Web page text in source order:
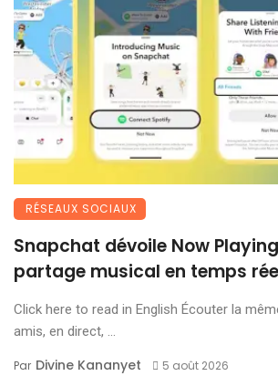
RÉSEAUX SOCIAUX
Snapchat dévoile Now
partage musical en temps
Click here to read in English Écouter la
amis, en direct, ...
Par Divine Kananyet 5 août 2026